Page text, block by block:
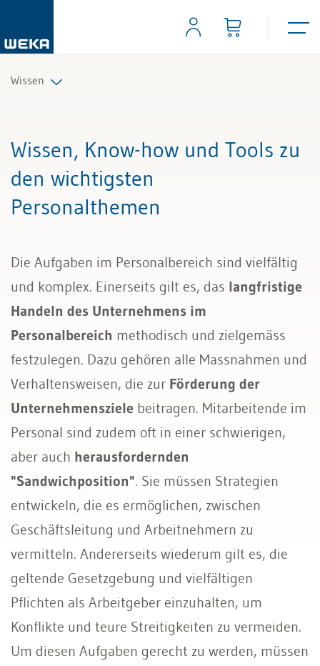
Wissen
Management
Führung & Kompetenzen
Recht
Bau & Immobilien
Wissen, Know-how und Tools zu
den wichtigsten
Personalthemen
Die Aufgaben im Personalbereich sind vielfältig
und komplex. Einerseits gilt es, das langfristige
Handeln des Unternehmens im
Personalbereich methodisch und zielgemäss
festzulegen. Dazu gehören alle Massnahmen und
Verhaltensweisen, die zur Förderung der
Unternehmensziele beitragen. Mitarbeitende im
Personal sind zudem oft in einer schwierigen,
aber auch herausfordernden
"Sandwichposition". Sie müssen Strategien
entwickeln, die es ermöglichen, zwischen
Geschäftsleitung und Arbeitnehmern zu
vermitteln. Andererseits wiederum gilt es, die
geltende Gesetzgebung und vielfältigen
Pflichten als Arbeitgeber einzuhalten, um
Konflikte und teure Streitigkeiten zu vermeiden.
Um diesen Aufgaben gerecht zu werden, müssen